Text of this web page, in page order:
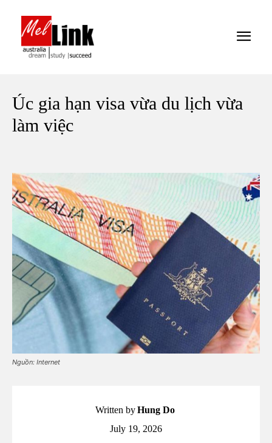
Úc gia hạn visa vừa du lịch vừa
làm việc
Nguồn: Internet
Written byHung Do
July 19, 2026